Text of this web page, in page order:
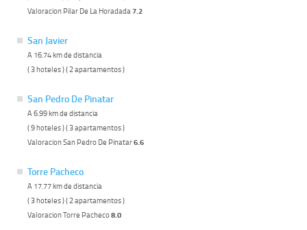
Valoracion Pilar De La Horadada 7.2
San Javier
A 16.74 km de distancia
( 3 hoteles ) ( 2 apartamentos )
San Pedro De Pinatar
A 6.99 km de distancia
( 9 hoteles ) ( 3 apartamentos )
Valoracion San Pedro De Pinatar6.6
Torre Pacheco
A 17.77 km de distancia
( 3 hoteles ) ( 2 apartamentos )
Valoracion Torre Pacheco8.0